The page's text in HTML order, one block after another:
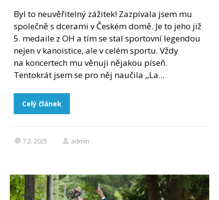
Byl to neuvěřitelný zážitek! Zazpívala jsem mu
společně s dcerami v Českém domě. Je to jeho již
5. medaile z OH a tím se stal sportovní legendou
nejen v kanoistice, ale v celém sportu. Vždy
na koncertech mu věnuji nějakou píseň.
Tentokrát jsem se pro něj naučila ,,La...
Celý článek
7.2. 2025 admin